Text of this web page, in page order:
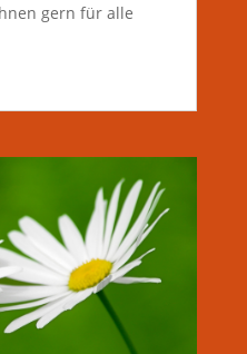
gern für alle